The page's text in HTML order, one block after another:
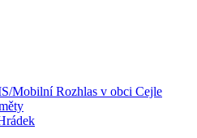
Mobilní Rozhlas v obci Cejle